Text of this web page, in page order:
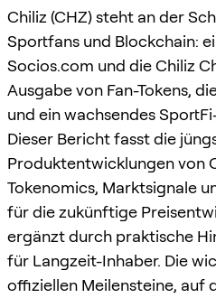
Chiliz (CHZ) steht an der
Sportfans und Blockchain:
Socios.com und die Chiliz
Ausgabe von Fan-Tokens,
und ein wachsendes
Dieser Bericht fasst die
Produktentwicklungen von
Tokenomics, Marktsignale
für die zukünftige
ergänzt durch praktische
für Langzeit-Inhaber. Die
offiziellen Meilensteine, auf